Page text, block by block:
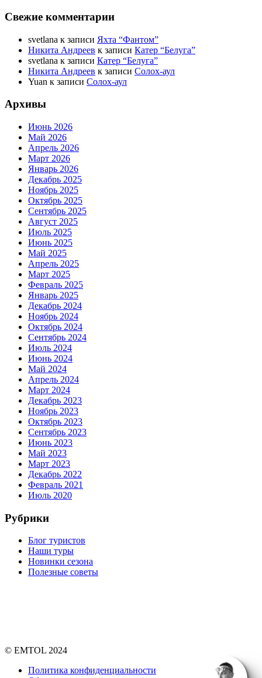
Свежие комментарии
svetlana к записи Яхта “Фантом”
Никита Андреев к записи Катер “Белуга”
svetlana к записи Катер “Белуга”
Никита Андреев к записи Солох-аул
Yuan к записи Солох-аул
Архивы
Июнь 2026
Май 2026
Апрель 2026
Март 2026
Январь 2026
Декабрь 2025
Ноябрь 2025
Октябрь 2025
Сентябрь 2025
Август 2025
Июль 2025
Июнь 2025
Май 2025
Апрель 2025
Март 2025
Февраль 2025
Январь 2025
Декабрь 2024
Ноябрь 2024
Октябрь 2024
Сентябрь 2024
Июль 2024
Июнь 2024
Май 2024
Апрель 2024
Март 2024
Декабрь 2023
Ноябрь 2023
Октябрь 2023
Сентябрь 2023
Июнь 2023
Май 2023
Март 2023
Декабрь 2022
Февраль 2021
Июль 2020
Рубрики
Блог туристов
Наши туры
Новинки сезона
Полезные советы
© EMTOL 2024
Политика конфиденциальности